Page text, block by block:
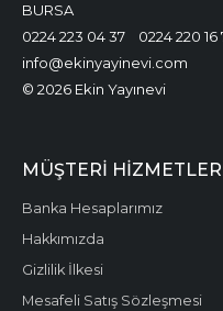
BURSA
0224 223 04 37
0224 220 16
info@ekinyayinevi.com
© 2026 Ekin Yayınevi
MÜŞTERI
Banka Hesaplarımız
Hakkımızda
Gizlilik İlkesi
Mesafeli Satış Sözleşmesi